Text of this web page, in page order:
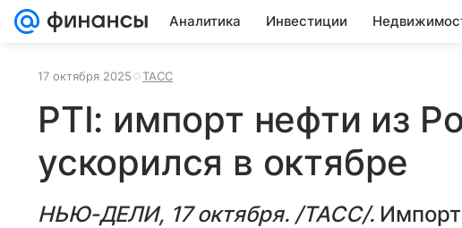
Аналитика Инвестиции
17 октября 2025 ТАСС
PTI: импорт нефти из
ускорился в октябре
НЬЮ-ДЕЛИ, 17 октября. /ТАСС/.